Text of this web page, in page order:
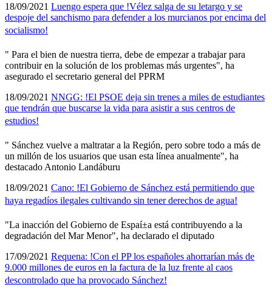
18/09/2021 Luengo espera que !Vélez salga de su letargo y se
despoje del sanchismo para defender a los murcianos por encima del
socialismo!
" Para el bien de nuestra tierra, debe de empezar a trabajar para
contribuir en la solución de los problemas más urgentes", ha
asegurado el secretario general del PPRM
18/09/2021 NNGG: !El PSOE deja sin trenes a miles de estudiantes
que tendrán que buscarse la vida para asistir a sus centros de
estudios!
" Sánchez vuelve a maltratar a la Región, pero sobre todo a más de
un millón de los usuarios que usan esta lí­nea anualmente", ha
destacado Antonio Landáburu
18/09/2021 Cano: !El Gobierno de Sánchez está permitiendo que
haya regadí­os ilegales cultivando sin tener derechos de agua!
"La inacción del Gobierno de Espaí±a está contribuyendo a la
degradación del Mar Menor", ha declarado el diputado
17/09/2021 Requena: !Con el PP los españoles ahorrarí­an más de
9.000 millones de euros en la factura de la luz frente al caos
descontrolado que ha provocado Sánchez!